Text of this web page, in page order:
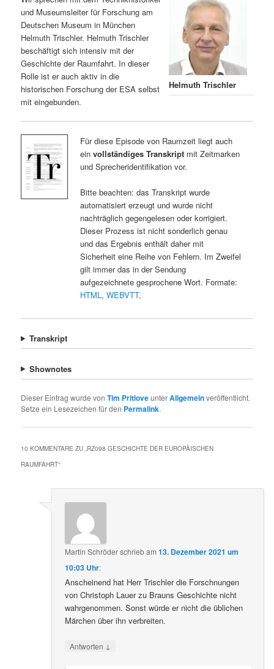
Helmuth Trischler
und Museumsleiter für Forschung am
Deutschen Museum in München
Helmuth Trischler. Helmuth Trischler
beschäftigt sich intensiv mit der
Geschichte der Raumfahrt. In dieser
Rolle ist er auch aktiv in die
historischen Forschung der ESA selbst
mit eingebunden.
Für diese Episode von Raumzeit liegt auch
ein vollständiges Transkriptmit Zeitmarken
und Sprecheridentifikation vor.
Bitte beachten: das Transkript wurde
automatisiert erzeugt und wurde nicht
nachträglich gegengelesen oder korrigiert.
Dieser Prozess ist nicht sonderlich genau
und das Ergebnis enthält daher mit
Sicherheit eine Reihe von Fehlern. Im Zweifel
gilt immer das in der Sendung
aufgezeichnete gesprochene Wort. Formate:
HTML, WEBVTT.
Transkript
Shownotes
Dieser Eintrag wurde vonTim PritloveunterAllgemeinveröffentlicht.
Setze ein Lesezeichen für den Permalink.
10 KOMMENTARE ZU „RZ098 GESCHICHTE DER EUROPÄISCHEN
RAUMFAHRT“
Martin Schröderschriebam13. Dezember 2021 um
10:03 Uhr:
Anscheinend hat Herr Trischler die Forschnungen
von Christoph Lauer zu Brauns Geschichte nicht
wahrgenommen. Sonst würde er nicht die üblichen
Märchen über ihn verbreiten.
Antworten ↓